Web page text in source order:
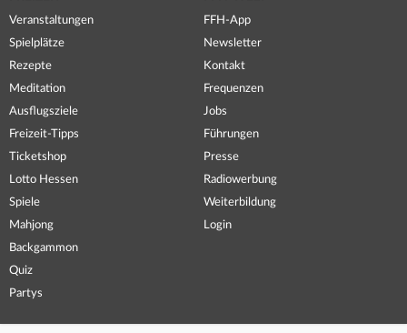
Veranstaltungen
Spielplätze
Rezepte
Meditation
Ausflugsziele
Freizeit-Tipps
Ticketshop
Lotto Hessen
Spiele
Mahjong
Backgammon
Quiz
Partys
FFH-App
Newsletter
Kontakt
Frequenzen
Jobs
Führungen
Presse
Radiowerbung
Weiterbildung
Login